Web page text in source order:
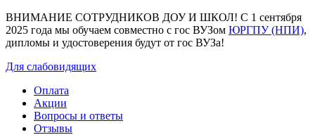
ВНИМАНИЕ СОТРУДНИКОВ ДОУ И ШКОЛ! С 1 сентября
2025 года мы обучаем совместно с гос ВУЗом ЮРГПУ (НПИ),
дипломы и удостоверения будут от гос ВУЗа!
Для слабовидящих
Оплата
Акции
Вопросы и ответы
Отзывы